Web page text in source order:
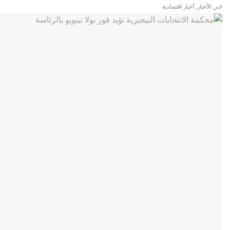
في الأخبار أخبار اقتصادية